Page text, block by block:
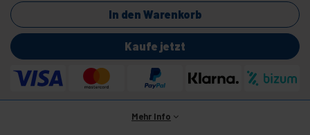
In den Warenkorb
Kaufe jetzt
Mehr Info